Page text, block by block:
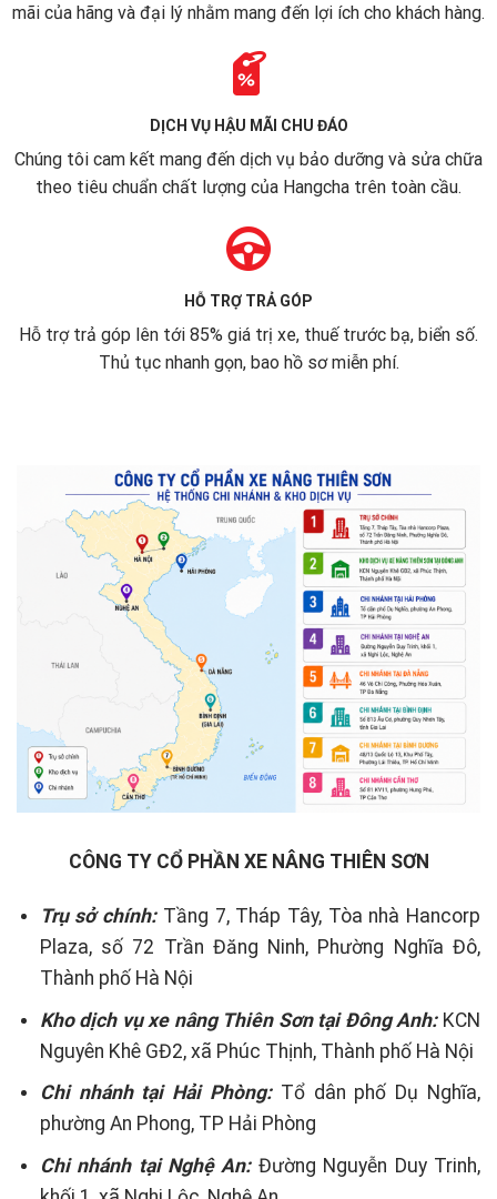
mãi của hãng và đại lý nhằm mang đến lợi ích cho khách hàng.
DỊCH VỤ HẬU MÃI CHU ĐÁO
Chúng tôi cam kết mang đến dịch vụ bảo dưỡng và sửa chữa
theo tiêu chuẩn chất lượng của Hangcha trên toàn cầu.
HỖ TRỢ TRẢ GÓP
Hỗ trợ trả góp lên tới 85% giá trị xe, thuế trước bạ, biển số.
Thủ tục nhanh gọn, bao hồ sơ miễn phí.
CÔNG TY CỔ PHẦN XE NÂNG THIÊN SƠN
Trụ sở chính:Tầng 7, Tháp Tây, Tòa nhà Hancorp
Plaza, số 72 Trần Đăng Ninh, Phường Nghĩa Đô,
Thành phố Hà Nội
Kho dịch vụ xe nâng Thiên Sơn tại Đông Anh: KCN
Nguyên Khê GĐ2, xã Phúc Thịnh, Thành phố Hà Nội
Chi nhánh tại Hải Phòng: Tổ dân phố Dụ Nghĩa,
phường An Phong, TP Hải Phòng
Chi nhánh tại Nghệ An: Đường Nguyễn Duy Trinh,